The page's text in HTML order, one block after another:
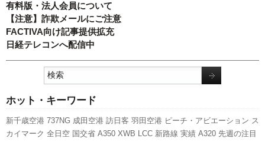
有料版・法人会員について
【注意】詐欺メールにご注意
FACTIVA向け記事提供拡充
日経テレコンへ配信中
ホット・キーワード
新千歳空港 737NG 成田空港 訪日客 羽田空港 ピーチ・アビエーション ス
カイマーク 全日空 国交省 A350 XWB LCC 新路線 実績 A320 先週の注目